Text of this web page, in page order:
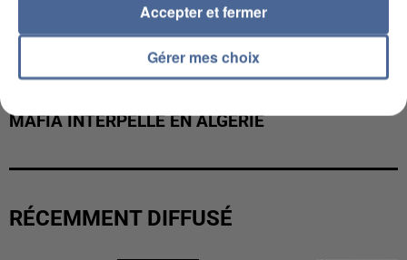
MAFIA INTERPELLÉ EN ALGÉRIE
RÉCEMMENT DIFFUSÉ
Gérer mes choix
Accepter et fermer